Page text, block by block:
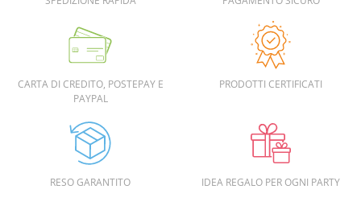
CARTA DI CREDITO, POSTEPAY E
PAYPAL
PRODOTTI CERTIFICATI
RESO GARANTITO IDEA REGALO PER OGNI PARTY